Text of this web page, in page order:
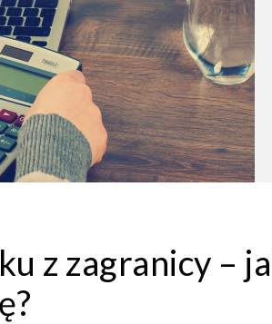
z zagranicy –